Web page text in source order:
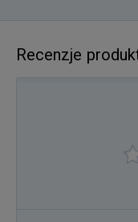
Recenzje